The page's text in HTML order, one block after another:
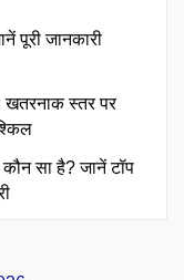
पूरी जानकारी
स्तर पर
सा है? जानें टॉप